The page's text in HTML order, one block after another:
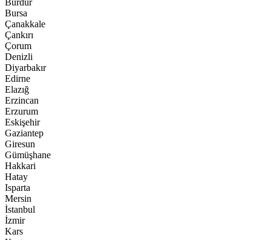
Burdur
Bursa
Çanakkale
Çankırı
Çorum
Denizli
Diyarbakır
Edirne
Elazığ
Erzincan
Erzurum
Eskişehir
Gaziantep
Giresun
Gümüşhane
Hakkari
Hatay
Isparta
Mersin
İstanbul
İzmir
Kars